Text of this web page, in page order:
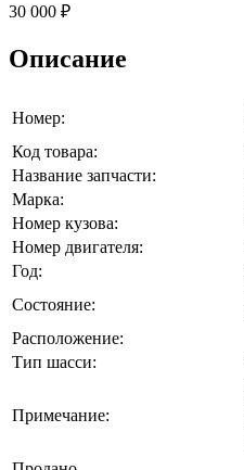
30 000 ₽
Описание
Номер:
Код товара:
Название запчасти:
Марка:
Номер кузова:
Номер двигателя:
Год:
Состояние:
Расположение:
Тип шасси:
Примечание: